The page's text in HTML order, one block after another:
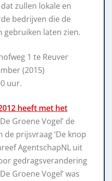
zullen lokale en
bedrijven die de
gebruiken laten zien.
1 te Reuver
(2015)
uur.
heeft met het
Groene Vogel’ de
prijsvraag ‘De knop
AgentschapNL uit
gedragsverandering
Groene Vogel’ was